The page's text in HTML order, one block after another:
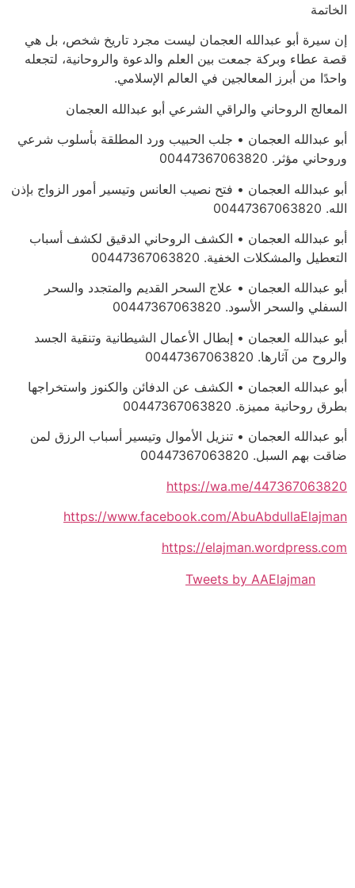
الخاتمة
إن سيرة أبو عبدالله العجمان ليست مجرد تاريخ شخص، بل هي
قصة عطاء وبركة جمعت بين العلم والدعوة والروحانية، لتجعله
واحدًا من أبرز المعالجين في العالم الإسلامي.
المعالج الروحاني والراقي الشرعي أبو عبدالله العجمان
أبو عبدالله العجمان • جلب الحبيب ورد المطلقة بأسلوب شرعي
وروحاني مؤثر. 00447367063820
أبو عبدالله العجمان • فتح نصيب العانس وتيسير أمور الزواج بإذن
الله. 00447367063820
أبو عبدالله العجمان • الكشف الروحاني الدقيق لكشف أسباب
التعطيل والمشكلات الخفية. 00447367063820
أبو عبدالله العجمان • علاج السحر القديم والمتجدد والسحر
السفلي والسحر الأسود. 00447367063820
أبو عبدالله العجمان • إبطال الأعمال الشيطانية وتنقية الجسد
والروح من آثارها. 00447367063820
أبو عبدالله العجمان • الكشف عن الدفائن والكنوز واستخراجها
بطرق روحانية مميزة. 00447367063820
أبو عبدالله العجمان • تنزيل الأموال وتيسير أسباب الرزق لمن
ضاقت بهم السبل. 00447367063820
https://wa.me/447367063820
https://www.facebook.com/AbuAbdullaElajman
https://elajman.wordpress.com
Tweets by AAElajman